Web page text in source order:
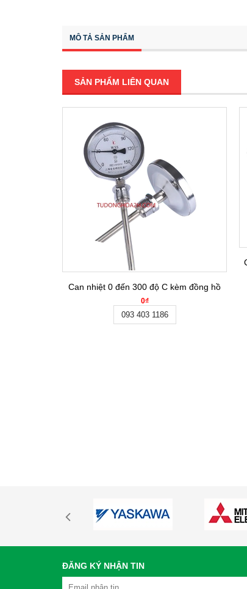
MÔ TẢ SẢN PHẨM
SẢN PHẨM LIÊN QUAN
Can nhiệt 0 đến 300 độ C kèm đồng hồ
0₫
093 403 1186
ĐĂNG KÝ NHẬN TIN